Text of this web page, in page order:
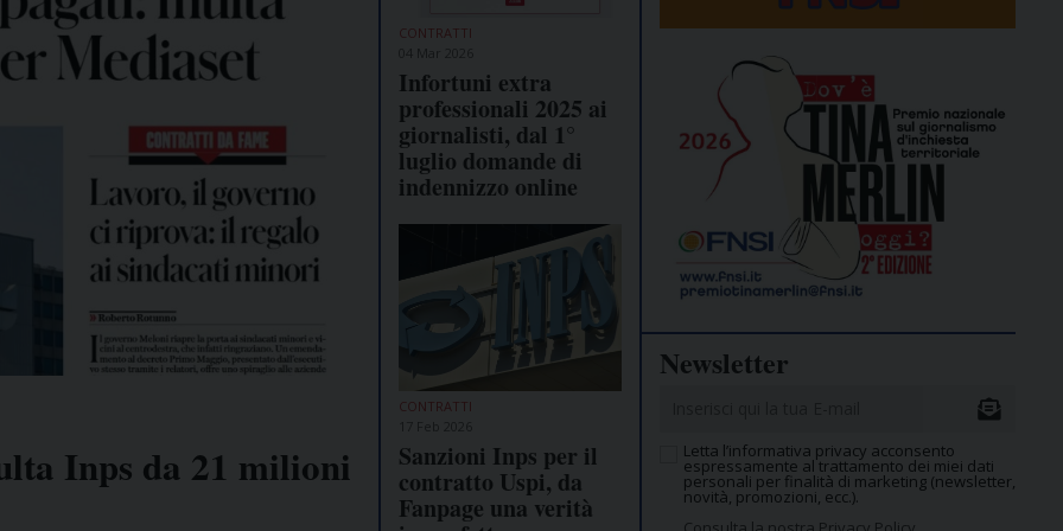
Inps da 21 milioni
CONTRATTI
Infortuni extra
professionali 2025 ai
giornalisti, dal 1°
luglio domande di
indennizzo online
CONTRATTI
Sanzioni Inps per il
contratto Uspi, da
Fanpage una verità
Newsletter
Letta l’informativa privacy acconsento
espressamente al trattamento dei miei dati
personali per finalità di marketing (newsletter,
novità, promozioni, ecc.).